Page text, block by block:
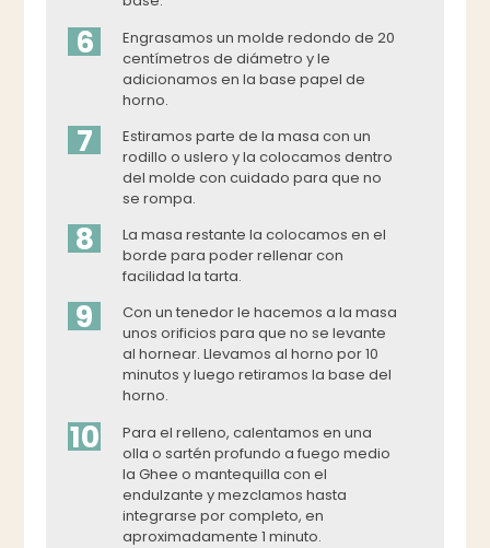
6
Engrasamos un molde redondo de 20
centímetros de diámetro y le
adicionamos en la base papel de
horno.
7
Estiramos parte de la masa con un
rodillo o uslero y la colocamos dentro
del molde con cuidado para que no
se rompa.
8
La masa restante la colocamos en el
borde para poder rellenar con
facilidad la tarta.
9
Con un tenedor le hacemos a la masa
unos orificios para que no se levante
al hornear. Llevamos al horno por 10
minutos y luego retiramos la base del
horno.
10
Para el relleno, calentamos en una
olla o sartén profundo a fuego medio
la Ghee o mantequilla con el
endulzante y mezclamos hasta
integrarse por completo, en
aproximadamente 1 minuto.